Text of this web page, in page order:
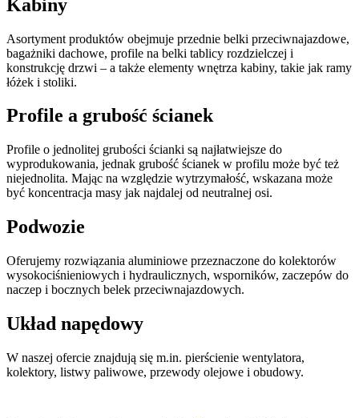
Kabiny
Asortyment produktów obejmuje przednie belki przeciwnajazdowe,
bagażniki dachowe, profile na belki tablicy rozdzielczej i
konstrukcję drzwi – a także elementy wnętrza kabiny, takie jak ramy
łóżek i stoliki.
Profile a grubość ścianek
Profile o jednolitej grubości ścianki są najłatwiejsze do
wyprodukowania, jednak grubość ścianek w profilu może być też
niejednolita. Mając na względzie wytrzymałość, wskazana może
być koncentracja masy jak najdalej od neutralnej osi.
Podwozie
Oferujemy rozwiązania aluminiowe przeznaczone do kolektorów
wysokociśnieniowych i hydraulicznych, wsporników, zaczepów do
naczep i bocznych belek przeciwnajazdowych.
Układ napędowy
W naszej ofercie znajdują się m.in. pierścienie wentylatora,
kolektory, listwy paliwowe, przewody olejowe i obudowy.